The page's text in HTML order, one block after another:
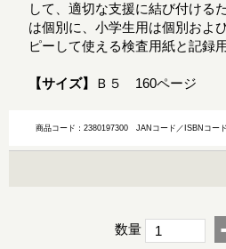
して、適切な支援に結び付ける
は個別に、小学生用は個別およ
ピーして使える検査用紙と記録
【サイズ】 Ｂ５ 160ページ
商品コード：2380197300JANコード／ISBNコー
数量